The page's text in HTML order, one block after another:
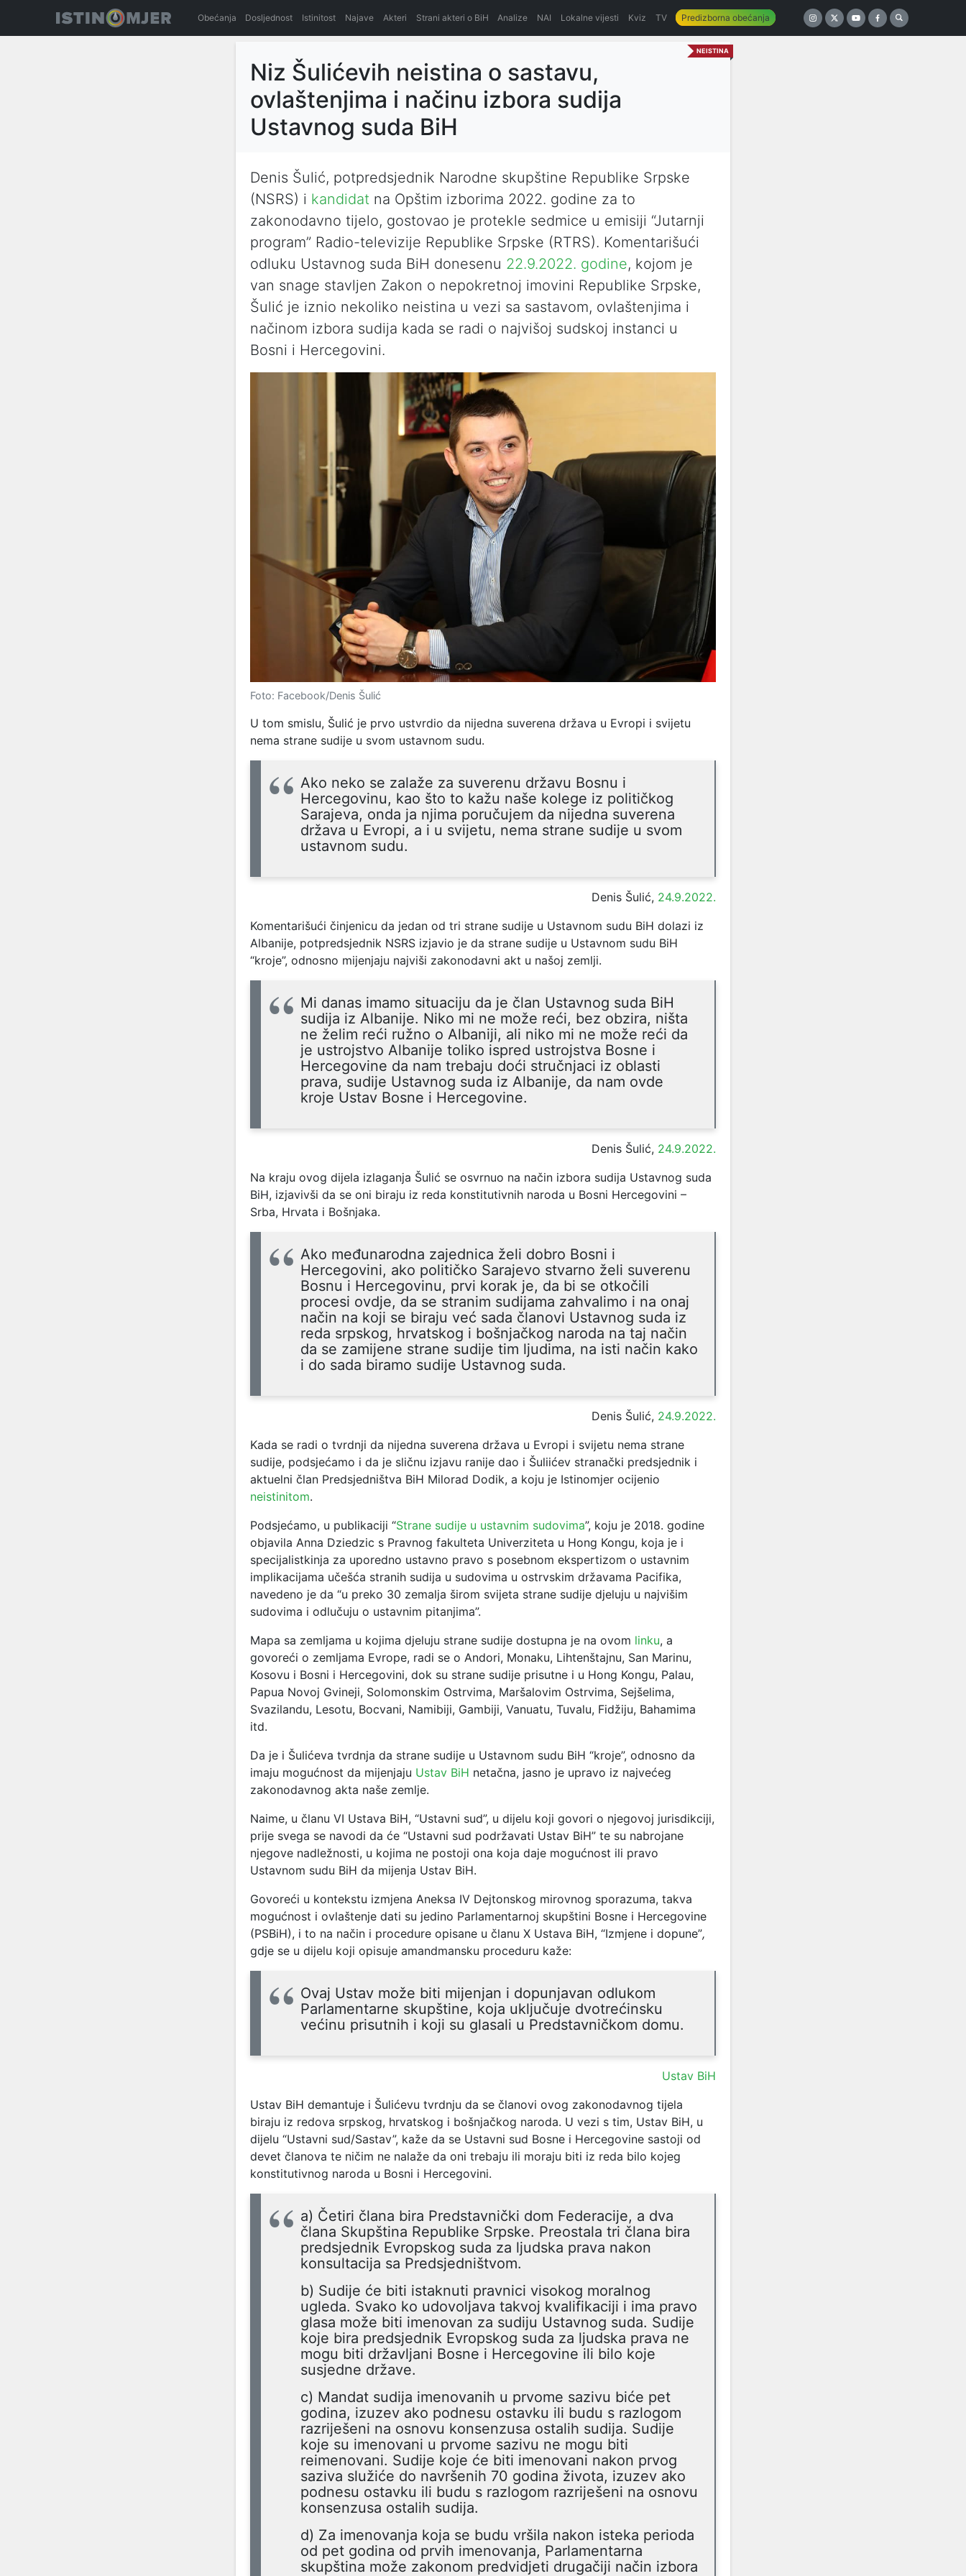
Obećanja Dosljednost Istinitost Najave Akteri Strani akteri o BiH Analize NAI Lokalne vijesti Kviz TV Predizborna obećanja
NEISTINA
Niz Šulićevih neistina o sastavu,
ovlaštenjima i načinu izbora sudija
Ustavnog suda BiH
Denis Šulić, potpredsjednik Narodne skupštine Republike Srpske
(NSRS) i kandidat na Opštim izborima 2022. godine za to
zakonodavno tijelo, gostovao je protekle sedmice u emisiji “Jutarnji
program” Radio-televizije Republike Srpske (RTRS). Komentarišući
odluku Ustavnog suda BiH donesenu 22.9.2022. godine, kojom je
van snage stavljen Zakon o nepokretnoj imovini Republike Srpske,
Šulić je iznio nekoliko neistina u vezi sa sastavom, ovlaštenjima i
načinom izbora sudija kada se radi o najvišoj sudskoj instanci u
Bosni i Hercegovini.
Foto: Facebook/Denis Šulić
U tom smislu, Šulić je prvo ustvrdio da nijedna suverena država u Evropi i svijetu
nema strane sudije u svom ustavnom sudu.
Ako neko se zalaže za suverenu državu Bosnu i
Hercegovinu, kao što to kažu naše kolege iz političkog
Sarajeva, onda ja njima poručujem da nijedna suverena
država u Evropi, a i u svijetu, nema strane sudije u svom
ustavnom sudu.
Denis Šulić, 24.9.2022.
Komentarišući činjenicu da jedan od tri strane sudije u Ustavnom sudu BiH dolazi iz
Albanije, potpredsjednik NSRS izjavio je da strane sudije u Ustavnom sudu BiH
“kroje”, odnosno mijenjaju najviši zakonodavni akt u našoj zemlji.
Mi danas imamo situaciju da je član Ustavnog suda BiH
sudija iz Albanije. Niko mi ne može reći, bez obzira, ništa
ne želim reći ružno o Albaniji, ali niko mi ne može reći da
je ustrojstvo Albanije toliko ispred ustrojstva Bosne i
Hercegovine da nam trebaju doći stručnjaci iz oblasti
prava, sudije Ustavnog suda iz Albanije, da nam ovde
kroje Ustav Bosne i Hercegovine.
Denis Šulić, 24.9.2022.
Na kraju ovog dijela izlaganja Šulić se osvrnuo na način izbora sudija Ustavnog suda
BiH, izjavivši da se oni biraju iz reda konstitutivnih naroda u Bosni Hercegovini –
Srba, Hrvata i Bošnjaka.
Ako međunarodna zajednica želi dobro Bosni i
Hercegovini, ako političko Sarajevo stvarno želi suverenu
Bosnu i Hercegovinu, prvi korak je, da bi se otkočili
procesi ovdje, da se stranim sudijama zahvalimo i na onaj
način na koji se biraju već sada članovi Ustavnog suda iz
reda srpskog, hrvatskog i bošnjačkog naroda na taj način
da se zamijene strane sudije tim ljudima, na isti način kako
i do sada biramo sudije Ustavnog suda.
Denis Šulić, 24.9.2022.
Kada se radi o tvrdnji da nijedna suverena država u Evropi i svijetu nema strane
sudije, podsjećamo i da je sličnu izjavu ranije dao i Šuliićev stranački predsjednik i
aktuelni član Predsjedništva BiH Milorad Dodik, a koju je Istinomjer ocijenio
neistinitom.
Podsjećamo, u publikaciji “Strane sudije u ustavnim sudovima”, koju je 2018. godine
objavila Anna Dziedzic s Pravnog fakulteta Univerziteta u Hong Kongu, koja je i
specijalistkinja za uporedno ustavno pravo s posebnom ekspertizom o ustavnim
implikacijama učešća stranih sudija u sudovima u ostrvskim državama Pacifika,
navedeno je da “u preko 30 zemalja širom svijeta strane sudije djeluju u najvišim
sudovima i odlučuju o ustavnim pitanjima”.
Mapa sa zemljama u kojima djeluju strane sudije dostupna je na ovom linku, a
govoreći o zemljama Evrope, radi se o Andori, Monaku, Lihtenštajnu, San Marinu,
Kosovu i Bosni i Hercegovini, dok su strane sudije prisutne i u Hong Kongu, Palau,
Papua Novoj Gvineji, Solomonskim Ostrvima, Maršalovim Ostrvima, Sejšelima,
Svazilandu, Lesotu, Bocvani, Namibiji, Gambiji, Vanuatu, Tuvalu, Fidžiju, Bahamima
itd.
Da je i Šulićeva tvrdnja da strane sudije u Ustavnom sudu BiH “kroje”, odnosno da
imaju mogućnost da mijenjaju Ustav BiH netačna, jasno je upravo iz najvećeg
zakonodavnog akta naše zemlje.
Naime, u članu VI Ustava BiH, “Ustavni sud”, u dijelu koji govori o njegovoj jurisdikciji,
prije svega se navodi da će “Ustavni sud podržavati Ustav BiH” te su nabrojane
njegove nadležnosti, u kojima ne postoji ona koja daje mogućnost ili pravo
Ustavnom sudu BiH da mijenja Ustav BiH.
Govoreći u kontekstu izmjena Aneksa IV Dejtonskog mirovnog sporazuma, takva
mogućnost i ovlaštenje dati su jedino Parlamentarnoj skupštini Bosne i Hercegovine
(PSBiH), i to na način i procedure opisane u članu X Ustava BiH, “Izmjene i dopune”,
gdje se u dijelu koji opisuje amandmansku proceduru kaže:
Ovaj Ustav može biti mijenjan i dopunjavan odlukom
Parlamentarne skupštine, koja uključuje dvotrećinsku
većinu prisutnih i koji su glasali u Predstavničkom domu.
Ustav BiH
Ustav BiH demantuje i Šulićevu tvrdnju da se članovi ovog zakonodavnog tijela
biraju iz redova srpskog, hrvatskog i bošnjačkog naroda. U vezi s tim, Ustav BiH, u
dijelu “Ustavni sud/Sastav”, kaže da se Ustavni sud Bosne i Hercegovine sastoji od
devet članova te ničim ne nalaže da oni trebaju ili moraju biti iz reda bilo kojeg
konstitutivnog naroda u Bosni i Hercegovini.
a) Četiri člana bira Predstavnički dom Federacije, a dva
člana Skupština Republike Srpske. Preostala tri člana bira
predsjednik Evropskog suda za ljudska prava nakon
konsultacija sa Predsjedništvom.
b) Sudije će biti istaknuti pravnici visokog moralnog
ugleda. Svako ko udovoljava takvoj kvalifikaciji i ima pravo
glasa može biti imenovan za sudiju Ustavnog suda. Sudije
koje bira predsjednik Evropskog suda za ljudska prava ne
mogu biti državljani Bosne i Hercegovine ili bilo koje
susjedne države.
c) Mandat sudija imenovanih u prvome sazivu biće pet
godina, izuzev ako podnesu ostavku ili budu s razlogom
razriješeni na osnovu konsenzusa ostalih sudija. Sudije
koje su imenovani u prvome sazivu ne mogu biti
reimenovani. Sudije koje će biti imenovani nakon prvog
saziva služiće do navršenih 70 godina života, izuzev ako
podnesu ostavku ili budu s razlogom razriješeni na osnovu
konsenzusa ostalih sudija.
d) Za imenovanja koja se budu vršila nakon isteka perioda
od pet godina od prvih imenovanja, Parlamentarna
skupština može zakonom predvidjeti drugačiji način izbora